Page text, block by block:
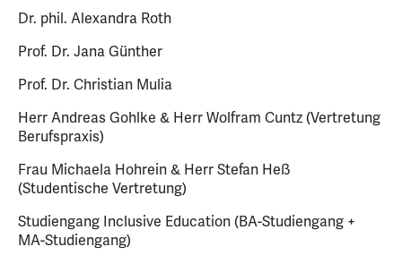
Dr. phil. Alexandra Roth
Prof. Dr. Jana Günther
Prof. Dr. Christian Mulia
Herr Andreas Gohlke & Herr Wolfram Cuntz (Vertretung
Berufspraxis)
Frau Michaela Hohrein & Herr Stefan Heß
(Studentische Vertretung)
Studiengang Inclusive Education (BA-Studiengang +
MA-Studiengang)